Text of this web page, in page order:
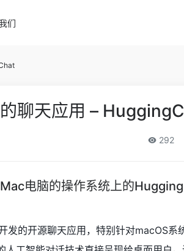
们
聊天应用 –
292
电脑的操作系统上的
的开源聊天应用，特别针对macOS系